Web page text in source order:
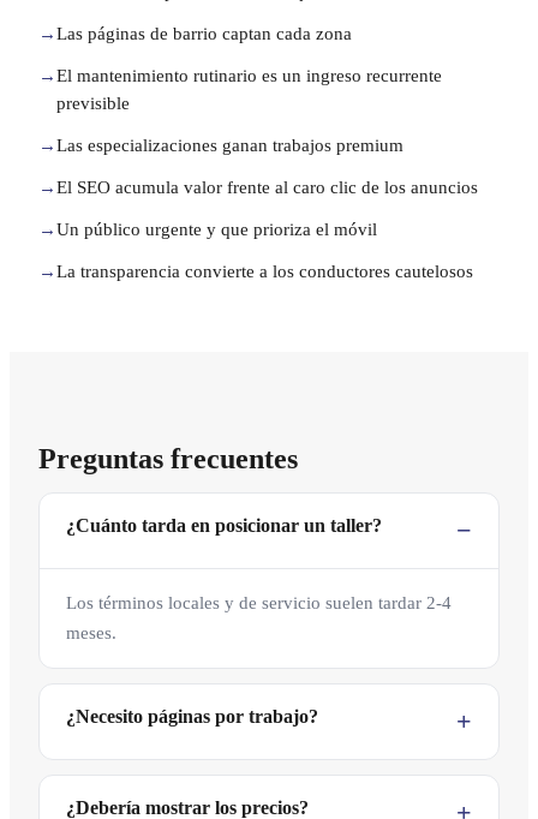
→Las páginas de barrio captan cada zona
→El mantenimiento rutinario es un ingreso recurrente
previsible
→Las especializaciones ganan trabajos premium
→El SEO acumula valor frente al caro clic de los anuncios
→Un público urgente y que prioriza el móvil
→La transparencia convierte a los conductores cautelosos
Preguntas frecuentes
¿Cuánto tarda en posicionar un taller?
Los términos locales y de servicio suelen tardar 2-4
meses.
¿Necesito páginas por trabajo?
¿Debería mostrar los precios?